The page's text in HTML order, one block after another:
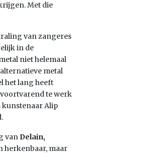
Met die
van zangeres
in de
niet helemaal
metal
het lang heeft
te werk
kunstenaar Alip
van Delain,
herkenbaar, maar